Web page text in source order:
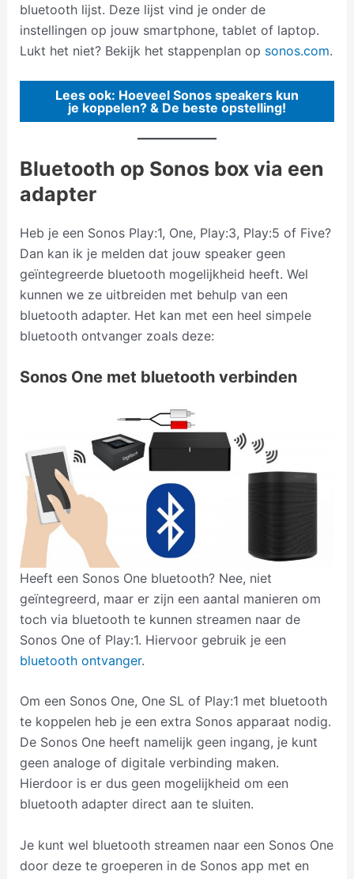
bluetooth lijst. Deze lijst vind je onder de
instellingen op jouw smartphone, tablet of laptop.
Lukt het niet? Bekijk het stappenplan op sonos.com.
Lees ook: Hoeveel Sonos speakers kun
je koppelen? & De beste opstelling!
Bluetooth op Sonos box via een
adapter
Heb je een Sonos Play:1, One, Play:3, Play:5 of Five?
Dan kan ik je melden dat jouw speaker geen
geïntegreerde bluetooth mogelijkheid heeft. Wel
kunnen we ze uitbreiden met behulp van een
bluetooth adapter. Het kan met een heel simpele
bluetooth ontvanger zoals deze:
Sonos One met bluetooth verbinden
Heeft een Sonos One bluetooth? Nee, niet
geïntegreerd, maar er zijn een aantal manieren om
toch via bluetooth te kunnen streamen naar de
Sonos One of Play:1. Hiervoor gebruik je een
bluetooth ontvanger.
Om een Sonos One, One SL of Play:1 met bluetooth
te koppelen heb je een extra Sonos apparaat nodig.
De Sonos One heeft namelijk geen ingang, je kunt
geen analoge of digitale verbinding maken.
Hierdoor is er dus geen mogelijkheid om een
bluetooth adapter direct aan te sluiten.
Je kunt wel bluetooth streamen naar een Sonos One
door deze te groeperen in de Sonos app met en